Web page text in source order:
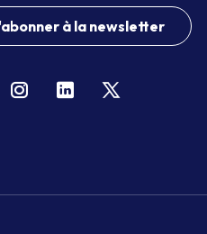
à la newsletter
InstagramLinkedin